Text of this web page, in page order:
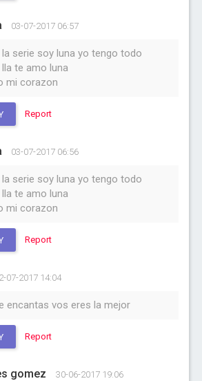
03-07-2017 06:57
serie soy luna yo tengo todo
te amo luna
mi corazon
Report
03-07-2017 06:56
serie soy luna yo tengo todo
te amo luna
mi corazon
Report
07-2017 14:04
encantas vos eres la mejor
Report
gomez 30-06-2017 19:06